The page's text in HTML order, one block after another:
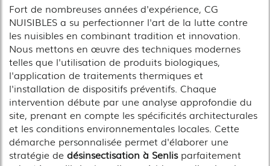
Fort de nombreuses années d'expérience, CG
NUISIBLES a su perfectionner l'art de la lutte contre
les nuisibles en combinant tradition et innovation.
Nous mettons en œuvre des techniques modernes
telles que l'utilisation de produits biologiques,
l'application de traitements thermiques et
l'installation de dispositifs préventifs. Chaque
intervention débute par une analyse approfondie du
site, prenant en compte les spécificités architecturales
et les conditions environnementales locales. Cette
démarche personnalisée permet d'élaborer une
stratégie de désinsectisation à Senlisparfaitement